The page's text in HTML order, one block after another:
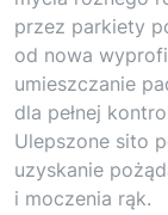
przez parkiety
od nowa
umieszczanie
dla pełnej
Ulepszone sito
uzyskanie
i moczenia rąk.